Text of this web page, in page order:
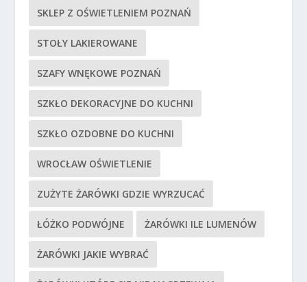
SKLEP Z OŚWIETLENIEM POZNAŃ
STOŁY LAKIEROWANE
SZAFY WNĘKOWE POZNAŃ
SZKŁO DEKORACYJNE DO KUCHNI
SZKŁO OZDOBNE DO KUCHNI
WROCŁAW OŚWIETLENIE
ZUŻYTE ŻARÓWKI GDZIE WYRZUCAĆ
ŁÓŻKO PODWÓJNE ŻARÓWKI ILE LUMENÓW
ŻARÓWKI JAKIE WYBRAĆ